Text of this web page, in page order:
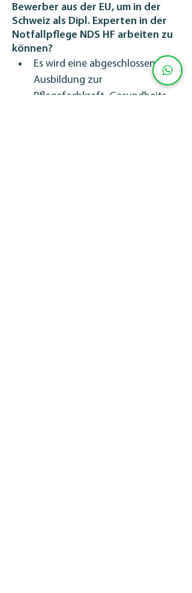
Bewerber aus der EU, um in der
Schweiz als Dipl. Experten in der
Notfallpflege NDS HF arbeiten zu
können?
Es wird eine abgeschlossene
Ausbildung zur
Pflegefachkraft, Gesundheits-